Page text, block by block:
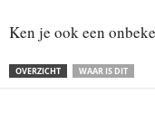
Graffiti op
Ken je ook een
OVERZICHT WAAR IS DIT